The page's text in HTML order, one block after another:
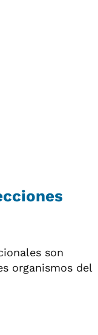
son
organismos del